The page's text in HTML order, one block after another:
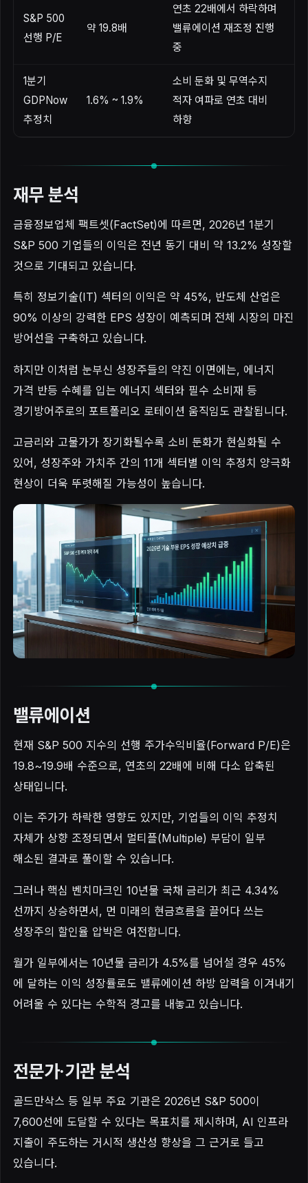
S&P 500
선행 P/E
약 19.8배
연초 22배에서 하락하며
밸류에이션 재조정 진행
중
1분기
GDPNow
추정치
1.6% ~ 1.9%
소비 둔화 및 무역수지
적자 여파로 연초 대비
하향
재무 분석
금융정보업체 팩트셋(FactSet)에 따르면, 2026년 1분기
S&P 500 기업들의 이익은 전년 동기 대비 약 13.2% 성장할
것으로 기대되고 있습니다.
특히 정보기술(IT) 섹터의 이익은 약 45%, 반도체 산업은
90% 이상의 강력한 EPS 성장이 예측되며 전체 시장의 마진
방어선을 구축하고 있습니다.
하지만 이처럼 눈부신 성장주들의 약진 이면에는, 에너지
가격 반등 수혜를 입는 에너지 섹터와 필수 소비재 등
경기방어주로의 포트폴리오 로테이션 움직임도 관찰됩니다.
고금리와 고물가가 장기화될수록 소비 둔화가 현실화될 수
있어, 성장주와 가치주 간의 11개 섹터별 이익 추정치 양극화
현상이 더욱 뚜렷해질 가능성이 높습니다.
밸류에이션
현재 S&P 500 지수의 선행 주가수익비율(Forward P/E)은
19.8~19.9배 수준으로, 연초의 22배에 비해 다소 압축된
상태입니다.
이는 주가가 하락한 영향도 있지만, 기업들의 이익 추정치
자체가 상향 조정되면서 멀티플(Multiple) 부담이 일부
해소된 결과로 풀이할 수 있습니다.
그러나 핵심 벤치마크인 10년물 국채 금리가 최근 4.34%
선까지 상승하면서, 먼 미래의 현금흐름을 끌어다 쓰는
성장주의 할인율 압박은 여전합니다.
월가 일부에서는 10년물 금리가 4.5%를 넘어설 경우 45%
에 달하는 이익 성장률로도 밸류에이션 하방 압력을 이겨내기
어려울 수 있다는 수학적 경고를 내놓고 있습니다.
전문가·기관 분석
골드만삭스 등 일부 주요 기관은 2026년 S&P 500이
7,600선에 도달할 수 있다는 목표치를 제시하며, AI 인프라
지출이 주도하는 거시적 생산성 향상을 그 근거로 들고
있습니다.